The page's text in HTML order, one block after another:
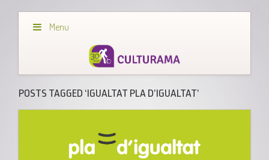
Menu
POSTS TAGGED ‘IGUALTAT PLA D’IGUALTAT’